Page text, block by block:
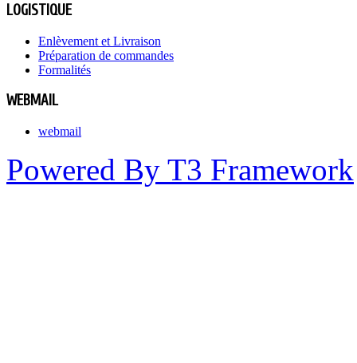
LOGISTIQUE
Enlèvement et Livraison
Préparation de commandes
Formalités
WEBMAIL
webmail
Powered By T3 Framework